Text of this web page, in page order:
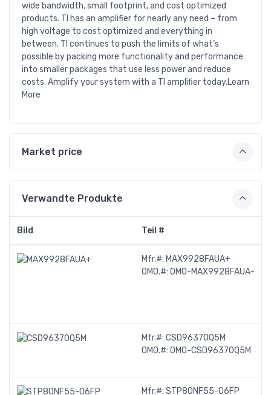
wide bandwidth, small footprint, and cost optimized
products. TI has an amplifier for nearly any need – from
high voltage to cost optimized and everything in
between. TI continues to push the limits of what’s
possible by packing more functionality and performance
into smaller packages that use less power and reduce
costs. Amplify your system with a TI amplifier today.Learn
More
Market price
Verwandte Produkte
Bild Teil #
Mfr.#: MAX9928FAUA+
OMO.#: OMO-MAX9928FAUA-
Mfr.#: CSD96370Q5M
OMO.#: OMO-CSD96370Q5M
Mfr.#: STP80NF55-06FP